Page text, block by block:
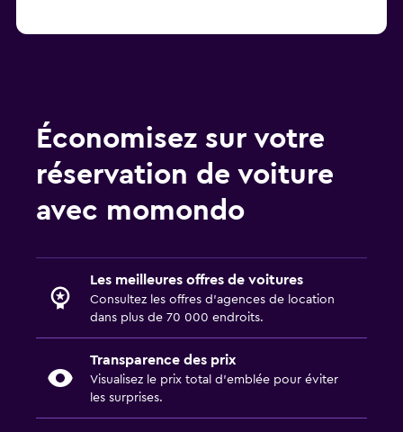
MOTION
Économisez sur votre
réservation de voiture
avec momondo
Les meilleures offres de voitures
Consultez les offres d’agences de location
dans plus de 70 000 endroits.
Transparence des prix
Visualisez le prix total d’emblée pour éviter
les surprises.